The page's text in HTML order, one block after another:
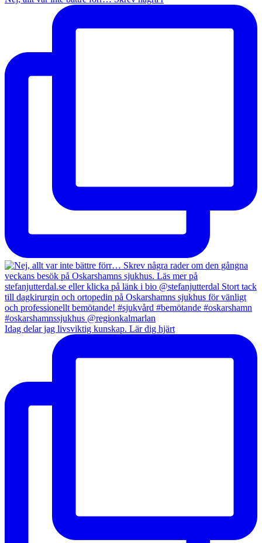
Idag delar jag livsviktig kunskap. Lär dig hjärt